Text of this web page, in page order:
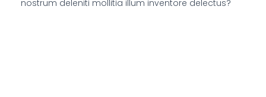
nostrum deleniti mollitia illum inventore delectus?